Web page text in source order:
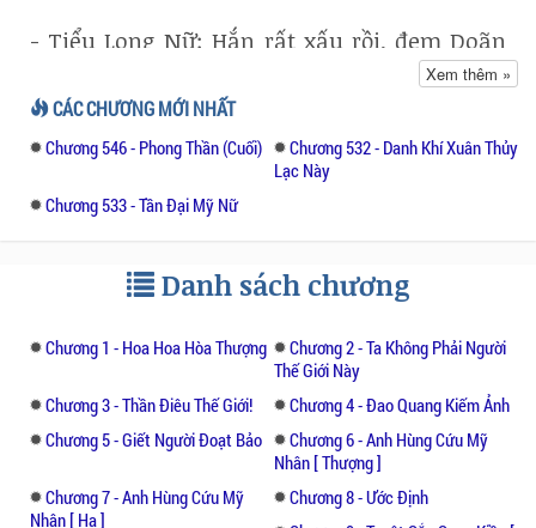
- Tiểu Long Nữ: Hắn rất xấu rồi, đem Doãn
Chí Bình biến thành thái giám, chính mình
lại lừa đi lên... Quách Phù: Hắn rất xấu rồi,
rõ ràng biết người ta thích hắn còn chọc
ghẹo ta, còn nói người ta thích tự ngược.
- Quách Tương: Hắn rất xấu rồi, người ta
đối ta luôn thi triển tà ác kế hoạch.
nhưng đem ta cả bố mẹ đều tức chết.
- Lí Mạc Sầu: Hắn rất xấu rồi, của ta hơn 30
năm kiên trì giữ tấm thân trong sạch, đều bị
hắn bị hủy, còn mang trong mình cốt nhục
của hắn.
Xem thêm »
CÁC CHƯƠNG MỚI NHẤT
Chương 546 - Phong Thần (Cuối)
Chương 532 - Danh Khí Xuân Thủy
Lạc Này
Chương 533 - Tần Đại Mỹ Nữ
Danh sách chương
Chương 1 - Hoa Hoa Hòa Thượng
Chương 2 - Ta Không Phải Người
Thế Giới Này
Chương 3 - Thần Điêu Thế Giới!
Chương 4 - Đao Quang Kiếm Ảnh
Chương 5 - Giết Người Đoạt Bảo
Chương 6 - Anh Hùng Cứu Mỹ
Nhân [ Thượng ]
Chương 7 - Anh Hùng Cứu Mỹ
Nhân [ Hạ ]
Chương 8 - Ước Định